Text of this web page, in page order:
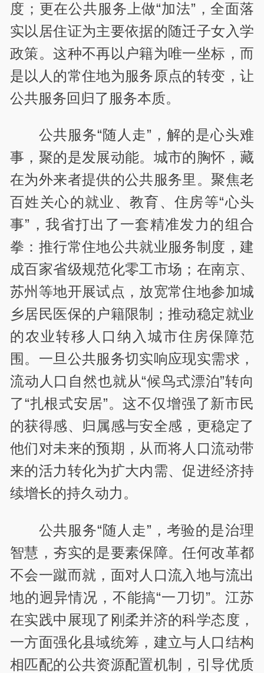
度；更在公共服务上做“加法”，全面落
实以居住证为主要依据的随迁子女入学
政策。这种不再以户籍为唯一坐标，而
是以人的常住地为服务原点的转变，让
公共服务回归了服务本质。
公共服务“随人走”，解的是心头难
事，聚的是发展动能。城市的胸怀，藏
在为外来者提供的公共服务里。聚焦老
百姓关心的就业、教育、住房等“心头
事”，我省打出了一套精准发力的组合
拳：推行常住地公共就业服务制度，建
成百家省级规范化零工市场；在南京、
苏州等地开展试点，放宽常住地参加城
乡居民医保的户籍限制；推动稳定就业
的农业转移人口纳入城市住房保障范
围。一旦公共服务切实响应现实需求，
流动人口自然也就从“候鸟式漂泊”转向
了“扎根式安居”。这不仅增强了新市民
的获得感、归属感与安全感，更稳定了
他们对未来的预期，从而将人口流动带
来的活力转化为扩大内需、促进经济持
续增长的持久动力。
公共服务“随人走”，考验的是治理
智慧，夯实的是要素保障。任何改革都
不会一蹴而就，面对人口流入地与流出
地的迥异情况，不能搞“一刀切”。江苏
在实践中展现了刚柔并济的科学态度，
一方面强化县域统筹，建立与人口结构
相匹配的公共资源配置机制，引导优质